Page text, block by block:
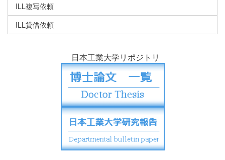
ILL複写依頼
ILL貸借依頼
日本工業大学リポジトリ